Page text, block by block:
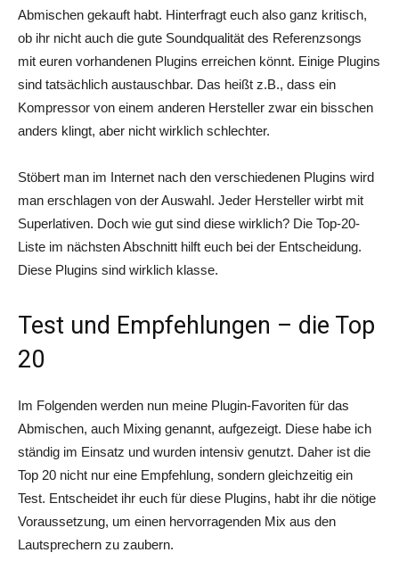
Abmischen gekauft habt. Hinterfragt euch also ganz kritisch,
ob ihr nicht auch die gute Soundqualität des Referenzsongs
mit euren vorhandenen Plugins erreichen könnt. Einige Plugins
sind tatsächlich austauschbar. Das heißt z.B., dass ein
Kompressor von einem anderen Hersteller zwar ein bisschen
anders klingt, aber nicht wirklich schlechter.
Stöbert man im Internet nach den verschiedenen Plugins wird
man erschlagen von der Auswahl. Jeder Hersteller wirbt mit
Superlativen. Doch wie gut sind diese wirklich? Die Top-20-
Liste im nächsten Abschnitt hilft euch bei der Entscheidung.
Diese Plugins sind wirklich klasse.
Test und Empfehlungen – die Top
20
Im Folgenden werden nun meine Plugin-Favoriten für das
Abmischen, auch Mixing genannt, aufgezeigt. Diese habe ich
ständig im Einsatz und wurden intensiv genutzt. Daher ist die
Top 20 nicht nur eine Empfehlung, sondern gleichzeitig ein
Test. Entscheidet ihr euch für diese Plugins, habt ihr die nötige
Voraussetzung, um einen hervorragenden Mix aus den
Lautsprechern zu zaubern.